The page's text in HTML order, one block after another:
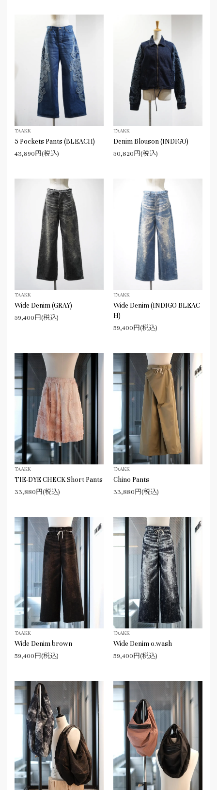
TAAKK
5 Pockets Pants (BLEACH)
43,890円(税込)
TAAKK
Denim Blouson (INDIGO)
50,820円(税込)
TAAKK
Wide Denim (GRAY)
59,400円(税込)
TAAKK
Wide Denim (INDIGO BLEAC
H)
59,400円(税込)
TAAKK
TIE-DYE CHECK Short Pants
33,880円(税込)
TAAKK
Chino Pants
33,880円(税込)
TAAKK
Wide Denim brown
59,400円(税込)
TAAKK
Wide Denim o.wash
59,400円(税込)